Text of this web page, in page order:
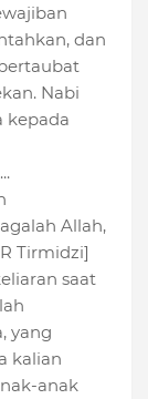
dan
Nabi
kepada
يا غلام! إني أعلمك كلمات, احفظ الله يحفظك ...
Allah,
Tirmidzi]
saat
yang
kalian
anak